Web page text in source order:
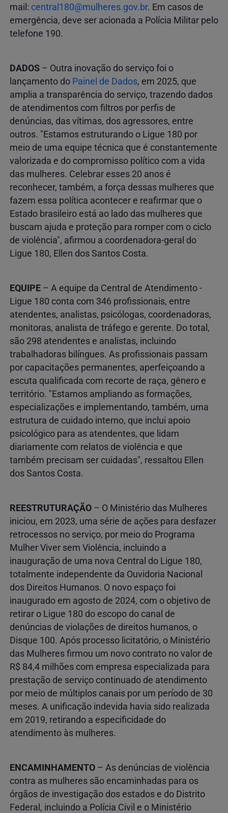
mail: central180@mulheres.gov.br. Em casos de
emergência, deve ser acionada a Polícia Militar pelo
telefone 190.
DADOS – Outra inovação do serviço foi o
lançamento do Painel de Dados, em 2025, que
amplia a transparência do serviço, trazendo dados
de atendimentos com filtros por perfis de
denúncias, das vítimas, dos agressores, entre
outros. "Estamos estruturando o Ligue 180 por
meio de uma equipe técnica que é constantemente
valorizada e do compromisso político com a vida
das mulheres. Celebrar esses 20 anos é
reconhecer, também, a força dessas mulheres que
fazem essa política acontecer e reafirmar que o
Estado brasileiro está ao lado das mulheres que
buscam ajuda e proteção para romper com o ciclo
de violência", afirmou a coordenadora-geral do
Ligue 180, Ellen dos Santos Costa.
EQUIPE – A equipe da Central de Atendimento -
Ligue 180 conta com 346 profissionais, entre
atendentes, analistas, psicólogas, coordenadoras,
monitoras, analista de tráfego e gerente. Do total,
são 298 atendentes e analistas, incluindo
trabalhadoras bilíngues. As profissionais passam
por capacitações permanentes, aperfeiçoando a
escuta qualificada com recorte de raça, gênero e
território. "Estamos ampliando as formações,
especializações e implementando, também, uma
estrutura de cuidado interno, que inclui apoio
psicológico para as atendentes, que lidam
diariamente com relatos de violência e que
também precisam ser cuidadas", ressaltou Ellen
dos Santos Costa.
REESTRUTURAÇÃO – O Ministério das Mulheres
iniciou, em 2023, uma série de ações para desfazer
retrocessos no serviço, por meio do Programa
Mulher Viver sem Violência, incluindo a
inauguração de uma nova Central do Ligue 180,
totalmente independente da Ouvidoria Nacional
dos Direitos Humanos. O novo espaço foi
inaugurado em agosto de 2024, com o objetivo de
retirar o Ligue 180 do escopo do canal de
denúncias de violações de direitos humanos, o
Disque 100. Após processo licitatório, o Ministério
das Mulheres firmou um novo contrato no valor de
R$ 84,4 milhões com empresa especializada para
prestação de serviço continuado de atendimento
por meio de múltiplos canais por um período de 30
meses. A unificação indevida havia sido realizada
em 2019, retirando a especificidade do
atendimento às mulheres.
ENCAMINHAMENTO – As denúncias de violência
contra as mulheres são encaminhadas para os
órgãos de investigação dos estados e do Distrito
Federal, incluindo a Polícia Civil e o Ministério